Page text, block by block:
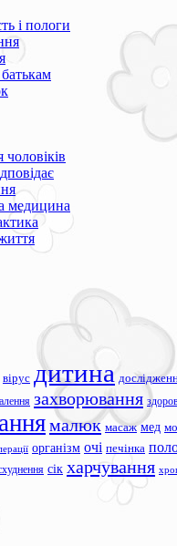
і пологи
чоловіків
медицина
вірус дитина
захворювання
малюк масаж мед
організм очі печінка
сік харчування